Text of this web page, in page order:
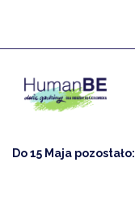
Do 15 Maja pozostało: